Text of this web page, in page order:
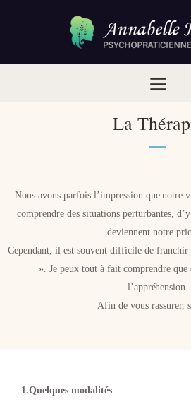
La
Nous avons parfois l’impression que notre
comprendre des situations perturbantes,
deviennent notre
Cependant, il est souvent difficile de
». Je peux tout à fait comprendre que
l’appréhension.
Afin de vous rassurer,
1.Quelques modalités